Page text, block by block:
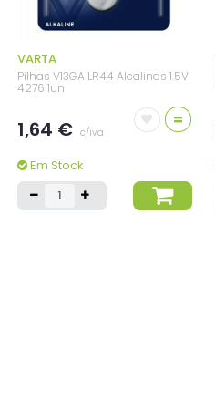
VARTA
Pilhas V13GA LR44 Alcalinas 1.5V
4276 1un
1,64 € c/iva
=
Em Stock